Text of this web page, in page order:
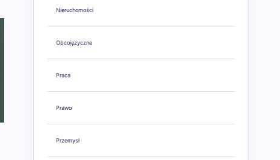
Nieruchomości
Obcojęzyczne
Praca
Prawo
Przemysł